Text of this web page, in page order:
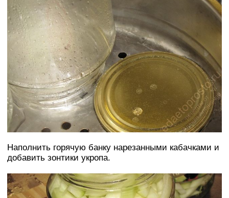
Наполнить горячую банку нарезанными кабачками и
добавить зонтики укропа.